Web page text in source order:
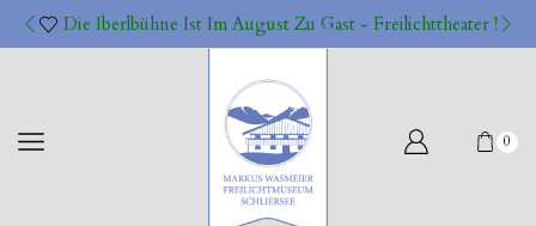
Die Iberlbühne Ist Im August Zu Gast - Freilichttheater !
0